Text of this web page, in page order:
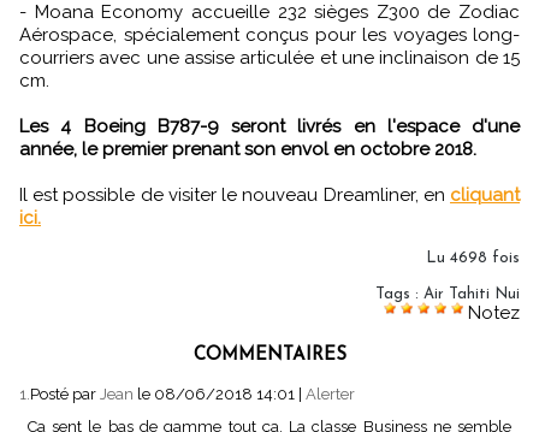
- Moana Economy accueille 232 sièges Z300 de Zodiac
Aérospace, spécialement conçus pour les voyages long-
courriers avec une assise articulée et une inclinaison de 15
cm.
Les 4 Boeing B787-9 seront livrés en l'espace d'une
année, le premier prenant son envol en octobre 2018.
Il est possible de visiter le nouveau Dreamliner, en cliquant
ici.
Lu 4698 fois
Tags : Air Tahiti Nui
Notez
COMMENTAIRES
1.Posté par Jean le 08/06/2018 14:01 Alerter
Ca sent le bas de gamme tout ça. La classe Business ne semble